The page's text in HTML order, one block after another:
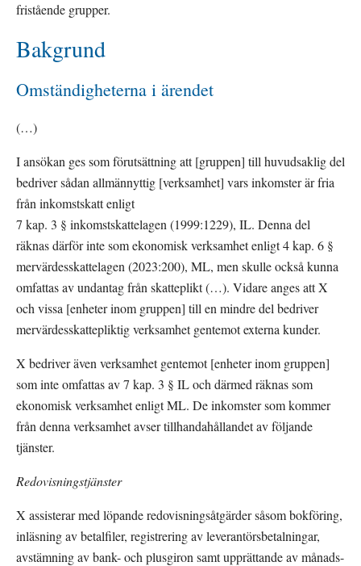
fristående grupper.
Bakgrund
Omständigheterna i ärendet
(…)
I ansökan ges som förutsättning att [gruppen] till huvudsaklig del
bedriver sådan allmännyttig [verksamhet] vars inkomster är fria
från inkomstskatt enligt
7 kap. 3 § inkomstskattelagen (1999:1229), IL. Denna del
räknas därför inte som ekonomisk verksamhet enligt 4 kap. 6 §
mervärdesskattelagen (2023:200), ML, men skulle också kunna
omfattas av undantag från skatteplikt (…). Vidare anges att X
och vissa [enheter inom gruppen] till en mindre del bedriver
mervärdesskattepliktig verksamhet gentemot externa kunder.
X bedriver även verksamhet gentemot [enheter inom gruppen]
som inte omfattas av 7 kap. 3 § IL och därmed räknas som
ekonomisk verksamhet enligt ML. De inkomster som kommer
från denna verksamhet avser tillhandahållandet av följande
tjänster.
Redovisningstjänster
X assisterar med löpande redovisningsåtgärder såsom bokföring,
inläsning av betalfiler, registrering av leverantörsbetalningar,
avstämning av bank- och plusgiron samt upprättande av månads-